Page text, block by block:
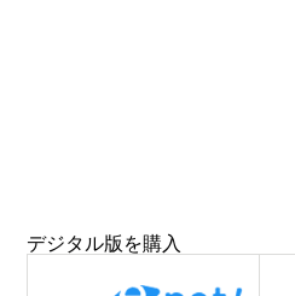
デジタル版を購入